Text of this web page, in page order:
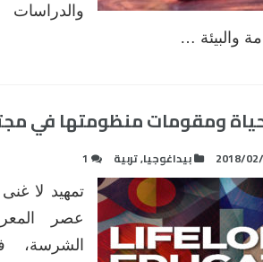
والبيئة …
ومقومات منظومتها في
2018/ بيداغوجيا,تربية 1
تمهيد لا
عصر